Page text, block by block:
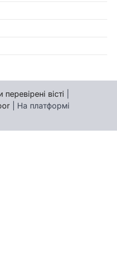
перевірені вісті
| На платформі